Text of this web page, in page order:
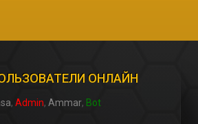
ОНЛАЙН
Admin Ammar Bot